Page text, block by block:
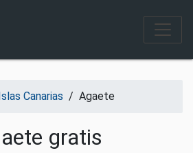
Canarias / Agaete
gratis